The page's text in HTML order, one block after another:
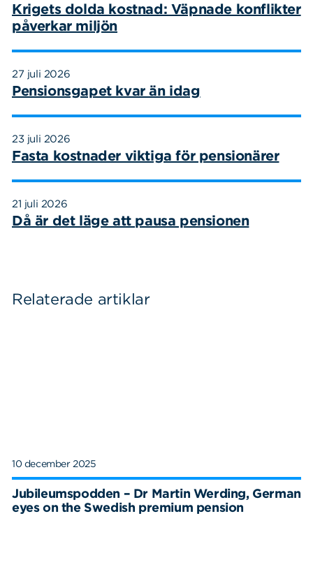
Krigets dolda kostnad: Väpnade konflikter
påverkar miljön
27 juli 2026
Pensionsgapet kvar än idag
23 juli 2026
Fasta kostnader viktiga för pensionärer
21 juli 2026
Då är det läge att pausa pensionen
Relaterade artiklar
10 december 2025
Jubileumspodden – Dr Martin Werding, German
eyes on the Swedish premium pension